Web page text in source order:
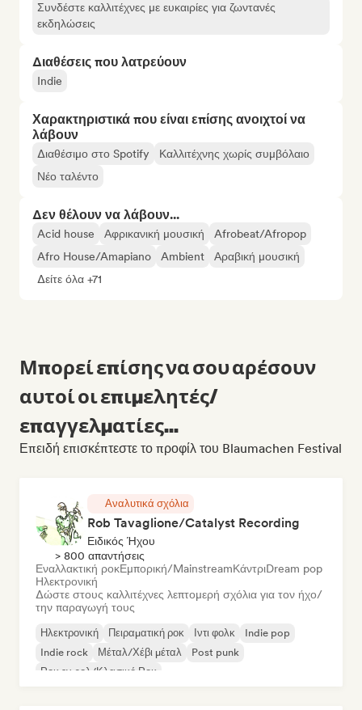
Συνδέστε καλλιτέχνες με ευκαιρίες για ζωντανές
εκδηλώσεις
Διαθέσεις που λατρεύουν
Indie
Χαρακτηριστικά που είναι επίσης ανοιχτοί να
λάβουν
Διαθέσιμο στο Spotify
Καλλιτέχνης χωρίς συμβόλαιο
Νέο ταλέντο
Δεν θέλουν να λάβουν...
Acid house Αφρικανική μουσική
Afrobeat/Afropop
Afro House/Amapiano
Ambient
Αραβική μουσική
Δείτε όλα +71
Μπορεί επίσης να σου αρέσουν
αυτοί οι επιμελητές/
επαγγελματίες...
Επειδή επισκέπτεστε το προφίλ του Blaumachen Festival
Αναλυτικά σχόλια
Rob Tavaglione/Catalyst Recording
Ειδικός Ήχου
> 800 απαντήσεις
Εναλλακτική ροκΕμπορική/MainstreamΚάντριDream pop
Ηλεκτρονική
Δώστε στους καλλιτέχνες λεπτομερή σχόλια για τον ήχο/
την παραγωγή τους
Ηλεκτρονική Πειραματική ροκ Ιντι φολκ
Indie pop
Indie rock
Μέταλ/Χέβι μέταλ
Post punk
Ροκ εν ρολ/Κλασικό Ροκ